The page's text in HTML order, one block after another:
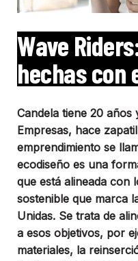
Wave
hechas con
Candela tiene 20 años
Empresas, hace
emprendimiento se
ecodiseño es una
que está alineada con
sostenible que marca
Unidas. Se trata de
a esos objetivos, por
materiales, la